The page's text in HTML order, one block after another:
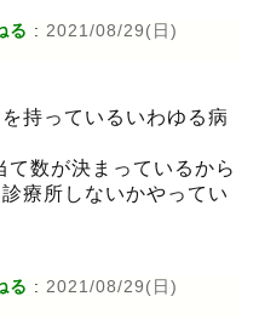
る : 2021/08/29(日)
持っているいわゆる病
数が決まっているから
療所しないかやってい
る : 2021/08/29(日)